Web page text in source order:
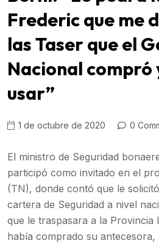
Frederic que me
las Taser que el
Nacional compró
usar”
1 de octubre de 2020 0
El ministro de Seguridad
participó como invitado en el
(TN), donde contó que le
cartera de Seguridad a nivel
que le traspasara a la Provincia
había comprado su antecesora,